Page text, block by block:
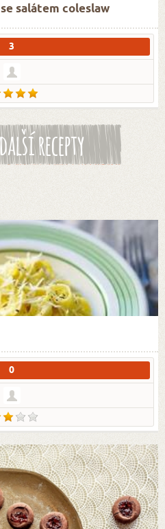
salátem coleslaw
3
recepty
0